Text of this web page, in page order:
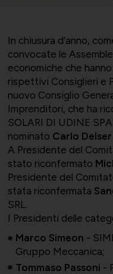
In chiusura d’anno,
convocate le
economiche che
rispettivi Consiglieri e
nuovo Consiglio
Imprenditori, che ha
SOLARI DI UDINE
nominato Carlo Delser
A Presidente del
stato riconfermato
Presidente del
stata riconfermata
SRL.
I Presidenti delle
Marco Simeon -
Gruppo Meccanica;
Tommaso Passoni -
Organi
Bilateralità
ConfapiD
Gruppo Giovani
UNITAL
UNIONTRASPORTI
ANIEM
UNIONCHIMICA
Contabilità e fisco
Export e
Appalti e territorio
Formazione
Apiflash